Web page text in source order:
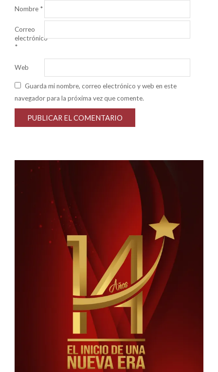
Nombre *
Correo
electrónico
*
Web
Guarda mi nombre, correo electrónico y web en este
navegador para la próxima vez que comente.